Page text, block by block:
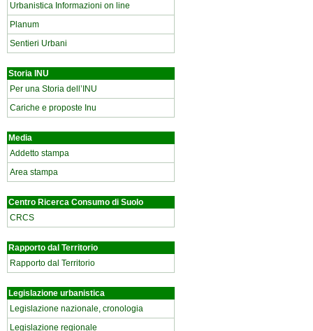
Urbanistica Informazioni on line
Planum
Sentieri Urbani
Storia INU
Per una Storia dell’INU
Cariche e proposte Inu
Media
Addetto stampa
Area stampa
Centro Ricerca Consumo di Suolo
CRCS
Rapporto dal Territorio
Rapporto dal Territorio
Legislazione urbanistica
Legislazione nazionale, cronologia
Legislazione regionale